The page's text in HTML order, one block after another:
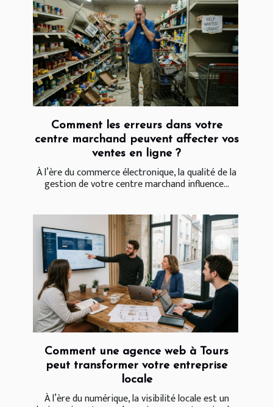
Comment les erreurs dans votre
centre marchand peuvent affecter vos
ventes en ligne ?
À l’ère du commerce électronique, la qualité de la
gestion de votre centre marchand influence...
Comment une agence web à Tours
peut transformer votre entreprise
locale
À l’ère du numérique, la visibilité locale est un